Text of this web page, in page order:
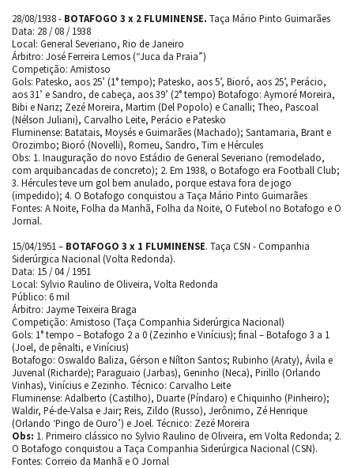
28/08/1938 - BOTAFOGO 3 x 2 FLUMINENSE. Taça Mário Pinto Guimarães
Data: 28 / 08 / 1938
Local: General Severiano, Rio de Janeiro
Árbitro: José Ferreira Lemos (“Juca da Praia”)
Competição: Amistoso
Gols: Patesko, aos 25’ (1° tempo); Patesko, aos 5’, Bioró, aos 25’, Perácio,
aos 31’ e Sandro, de cabeça, aos 39’ (2° tempo) Botafogo: Aymoré Moreira,
Bibi e Nariz; Zezé Moreira, Martim (Del Popolo) e Canalli; Theo, Pascoal
(Nélson Juliani), Carvalho Leite, Perácio e Patesko
Fluminense: Batatais, Moysés e Guimarães (Machado); Santamaria, Brant e
Orozimbo; Bioró (Novelli), Romeu, Sandro, Tim e Hércules
Obs: 1. Inauguração do novo Estádio de General Severiano (remodelado,
com arquibancadas de concreto); 2. Em 1938, o Botafogo era Football Club;
3. Hércules teve um gol bem anulado, porque estava fora de jogo
(impedido); 4. O Botafogo conquistou a Taça Mário Pinto Guimarães
Fontes: A Noite, Folha da Manhã, Folha da Noite, O Futebol no Botafogo e O
Jornal.
15/04/1951 – BOTAFOGO 3 x 1 FLUMINENSE. Taça CSN - Companhia
Siderúrgica Nacional (Volta Redonda).
Data: 15 / 04 / 1951
Local: Sylvio Raulino de Oliveira, Volta Redonda
Público: 6 mil
Árbitro: Jayme Teixeira Braga
Competição: Amistoso (Taça Companhia Siderúrgica Nacional)
Gols: 1° tempo – Botafogo 2 a 0 (Zezinho e Vinícius); final – Botafogo 3 a 1
(Joel, de pênalti, e Vinícius)
Botafogo: Oswaldo Baliza, Gérson e Nílton Santos; Rubinho (Araty), Ávila e
Juvenal (Richarde); Paraguaio (Jarbas), Geninho (Neca), Pirillo (Orlando
Vinhas), Vinícius e Zezinho. Técnico: Carvalho Leite
Fluminense: Adalberto (Castilho), Duarte (Píndaro) e Chiquinho (Pinheiro);
Waldir, Pé-de-Valsa e Jair; Reis, Zildo (Russo), Jerônimo, Zé Henrique
(Orlando ‘Pingo de Ouro’) e Joel. Técnico: Zezé Moreira
Obs: 1. Primeiro clássico no Sylvio Raulino de Oliveira, em Volta Redonda; 2.
O Botafogo conquistou a Taça Companhia Siderúrgica Nacional (CSN).
Fontes: Correio da Manhã e O Jornal